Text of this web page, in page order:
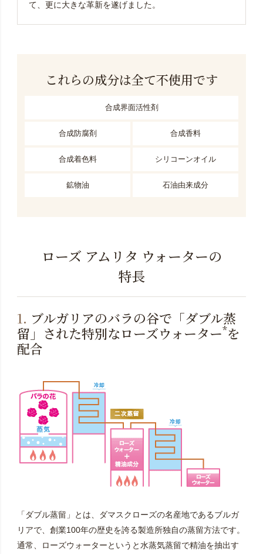
て、更に大きな革新を遂げました。
これらの成分は全て不使用です
合成界面活性剤
合成防腐剤 合成香料
合成着色料 シリコーンオイル
鉱物油 石油由来成分
ローズ アムリタ ウォーターの
特長
1. ブルガリアのバラの谷で「ダブル蒸
留」された特別なローズウォーター*を
配合
「ダブル蒸留」とは、ダマスクローズの名産地であるブルガ
リアで、創業100年の歴史を誇る製造所独自の蒸留方法です。
通常、ローズウォーターというと水蒸気蒸留で精油を抽出す